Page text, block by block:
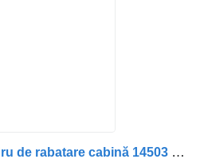
Cilindru hidraulic Cilindru de rabatare cabină 14503 pentru camion Renault